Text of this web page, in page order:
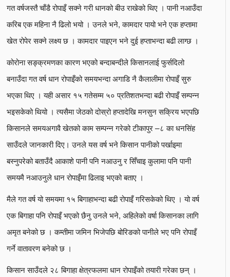
गत वर्षजस्तै चाँडै रोपाइँ सक्ने गरी धानको बीउ राखेको थिए । पानी नआउँदा
करिब एक महिना नै ढिलो भयो । उनले भने, कामदार पायो भने एक हप्तामा
खेत रोपेर सक्ने लक्ष्य छ । कामदार पाइएन भने दुई हप्ताभन्दा बढी लाग्छ ।
कोरोना सङ्क्रमणका कारण भएको बन्दाबन्दीले किसानलाई फुर्सदिलो
बनाउँदा गत वर्ष धान रोपाइँको समयभन्दा अगाडि नै कैलालीमा रोपाइँ सुरु
भएका थिए । यही असार १५ गतेसम्म ५० प्रतिशतभन्दा बढी रोपाइँ सम्पन्न
भइसकेको थियो । त्यसैमा जेठको दोस्रो हप्तादेखि मनसुन सक्रिय भएपछि
किसानले समयअगावै खेतको काम सम्पन्न गरेको टीकापुर –८ का धनसिंह
साउँदले जानकारी दिए। उनले यस वर्ष भने किसान पानीको पर्खाइमा
बस्नुपरेको बताउँदै आकाशे पानी पनि नआउनु र सिँचाइ कुलामा पनि पानी
समयमै नआउनुले धान रोपाइँमा ढिलाइ भएको बताए ।
मैले गत वर्ष यो समयमा १५ बिगाहाभन्दा बढी रोपाइँ गरिसकेको थिए । यो वर्ष
एक बिगाहा पनि रोपाइँ भएको छैनु उनले भने, अहिलेको वर्षा किसानका लागि
अमृत बनेको छ । कम्तीमा जमिन भिजेपछि बोरिङको पानीले भए पनि रोपाइँ
गर्ने वातावरण बनेको छ ।
किसान साउँदले २८ बिगाहा क्षेत्रफलमा धान रोपाइँको तयारी गरेका छन् ।